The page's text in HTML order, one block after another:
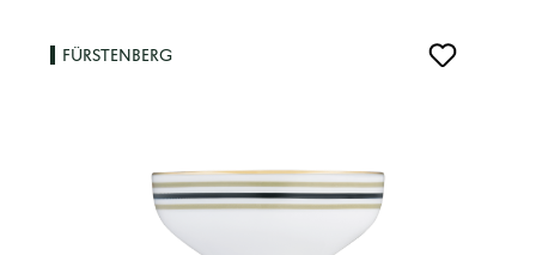
FÜRSTENBERG